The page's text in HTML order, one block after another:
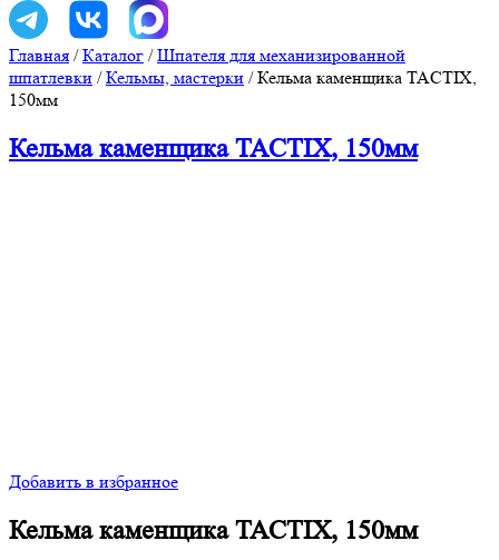
Главная /Каталог /Шпателя для механизированной
шпатлевки /Кельмы, мастерки /Кельма каменщика TACTIX,
150мм
Кельма каменщика TACTIX, 150мм
Добавить в избранное
Кельма каменщика TACTIX, 150мм